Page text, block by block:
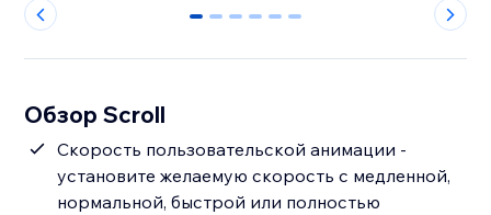
0 1 2 3 4 5
Обзор Scroll
Скорость пользовательской анимации -
установите желаемую скорость с медленной,
нормальной, быстрой или полностью